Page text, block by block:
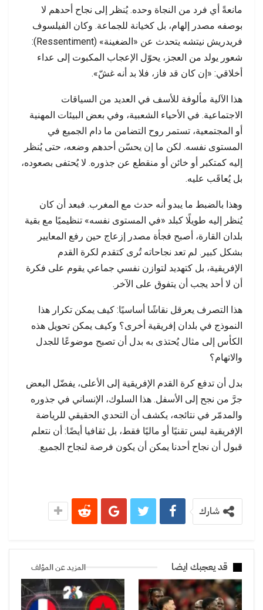
مانعةً أي فرد من النجاة وحده. يُنظر إلى نجاح أحدهم لا
بوصفه مصدر إلهام، بل كخيانة للجماعة. وكان الفيلسوف
فريدريش نيتشه يتحدث عن «الضغينة» (Ressentiment):
شعور يولد من العجز، يحوّل الإعجاب المكبوت إلى عداء
أخلاقي: «إن كان قد فاز، فلا بد أنه غشّ».
هذا الآلية مألوفة للأسف في العديد من السياقات
الاجتماعية. في الأحياء الشعبية، وفي بعض البيئات المهنية
أو المجتمعية، تستمر روح التضامن ما دام الجميع في
المستوى نفسه. لكن ما إن يحسّن أحدهم وضعه، حتى يُنظر
إليه كمتكبر أو خائن أو منقطع عن جذوره. لا يُحتفى بصعوده،
بل يُعاقَب عليه.
وهذا بالضبط ما يبدو أنه حدث مع المغرب. فبعد أن كان
يُنظر إليه طويلًا كبلد «في المستوى نفسه» تنظيميًا مع بقية
بلدان القارة، أصبح فجأة مصدر إزعاج حين رفع المعايير
بشكل كبير. لم تعد نجاحاته تُرى كتقدم لكرة القدم
الإفريقية، بل كتهديد لتوازن نفسي جماعي يقوم على فكرة
أن لا أحد يجب أن يتفوق على الآخر.
هذا التصرف يعرقل نقاشًا أساسيًا: كيف يمكن تكرار هذا
النموذج في بلدان إفريقية أخرى؟ وكيف يمكن تحويل هذه
الكأس إلى مثال يُحتذى به بدل أن تصبح موضوعًا للجدل
والاتهام؟
بدل أن تدفع كرة القدم الإفريقية إلى الأعلى، يفضّل البعض
جرَّ من نجح إلى الأسفل. هذا السلوك، الإنساني في جذوره
والمدمّر في نتائجه، يكشف أن التحدي الحقيقي للرياضة
الإفريقية ليس تقنيًا أو ماليًا فقط، بل ثقافيا أيضًا: أن نتعلم
قبول أن نجاح أحدنا يمكن أن يكون فرصة لنجاح الجميع.
شارك
قد يعجبك ايضا المزيد عن المؤلف